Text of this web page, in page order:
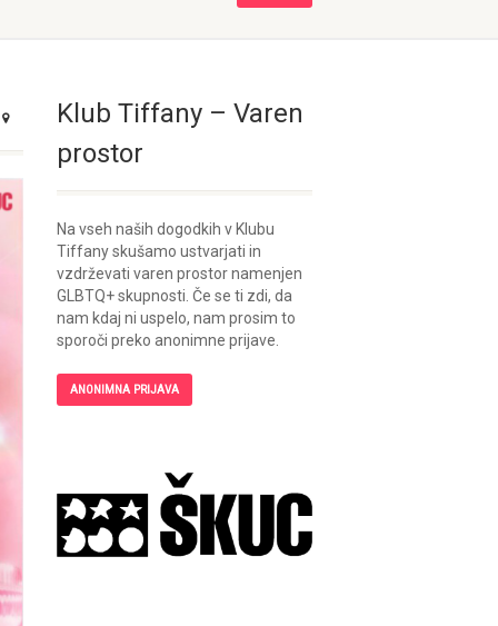
Klub Tiffany – Varen
prostor
Na vseh naših dogodkih v Klubu
Tiffany skušamo ustvarjati in
vzdrževati varen prostor namenjen
GLBTQ+ skupnosti. Če se ti zdi, da
nam kdaj ni uspelo, nam prosim to
sporoči preko anonimne prijave.
ANONIMNA PRIJAVA